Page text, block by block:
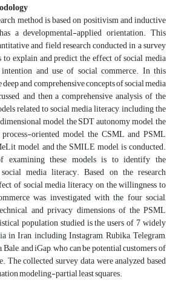
method is based on positivism and inductive
a developmental-applied orientation. This
and field research conducted in a survey
explain and predict the effect of social media
and use of social commerce. In this
deep and comprehensive concepts of social media
and then a comprehensive analysis of the
related to social media literacy, including the
model, the SDT autonomy model, the
oriented model, the CSML and PSML
model, and the SMILE model, is conducted.
examining these models is to identify the
media literacy. Based on the research
of social media literacy on the willingness to
was investigated with the four social,
and privacy dimensions of the PSML
population studied is the users of 7 widely
in Iran, including Instagram, Rubika, Telegram,
and iGap, who can be potential customers of
The collected survey data were analyzed based
modeling-partial least squares.